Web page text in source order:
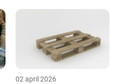
02 april 2026